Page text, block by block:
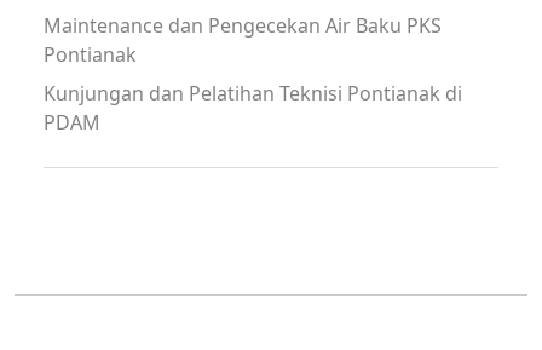
Maintenance dan Pengecekan Air Baku PKS
Pontianak
Kunjungan dan Pelatihan Teknisi Pontianak di
PDAM